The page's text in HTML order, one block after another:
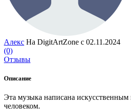
Алекс На DigitArtZone с 02.11.2024
(0)
Отзывы
Описание
Эта музыка написана искусственным
человеком.